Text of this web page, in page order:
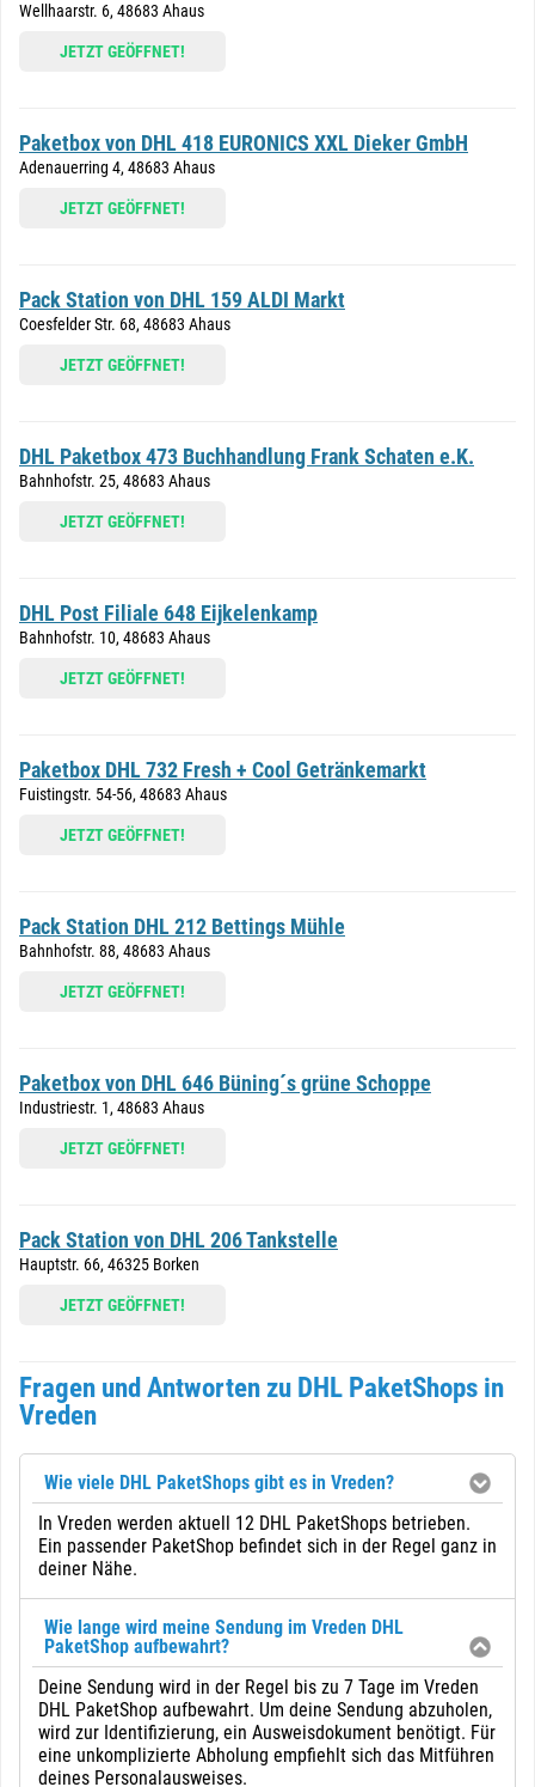
Wellhaarstr. 6, 48683 Ahaus
JETZT GEÖFFNET!
Paketbox von DHL 418 EURONICS XXL Dieker GmbH
Adenauerring 4, 48683 Ahaus
JETZT GEÖFFNET!
Pack Station von DHL 159 ALDI Markt
Coesfelder Str. 68, 48683 Ahaus
JETZT GEÖFFNET!
DHL Paketbox 473 Buchhandlung Frank Schaten e.K.
Bahnhofstr. 25, 48683 Ahaus
JETZT GEÖFFNET!
DHL Post Filiale 648 Eijkelenkamp
Bahnhofstr. 10, 48683 Ahaus
JETZT GEÖFFNET!
Paketbox DHL 732 Fresh + Cool Getränkemarkt
Fuistingstr. 54-56, 48683 Ahaus
JETZT GEÖFFNET!
Pack Station DHL 212 Bettings Mühle
Bahnhofstr. 88, 48683 Ahaus
JETZT GEÖFFNET!
Paketbox von DHL 646 Büning´s grüne Schoppe
Industriestr. 1, 48683 Ahaus
JETZT GEÖFFNET!
Pack Station von DHL 206 Tankstelle
Hauptstr. 66, 46325 Borken
JETZT GEÖFFNET!
Fragen und Antworten zu DHL PaketShops in
Vreden
Wie viele DHL PaketShops gibt es in Vreden?
In Vreden werden aktuell 12 DHL PaketShops betrieben.
Ein passender PaketShop befindet sich in der Regel ganz in
deiner Nähe.
Wie lange wird meine Sendung im Vreden DHL
PaketShop aufbewahrt?
Deine Sendung wird in der Regel bis zu 7 Tage im Vreden
DHL PaketShop aufbewahrt. Um deine Sendung abzuholen,
wird zur Identifizierung, ein Ausweisdokument benötigt. Für
eine unkomplizierte Abholung empfiehlt sich das Mitführen
deines Personalausweises.